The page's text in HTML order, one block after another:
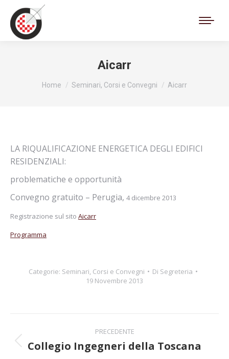
Aicarr
Tu sei qui:
Home Seminari, Corsi e Convegni Aicarr
LA RIQUALIFICAZIONE ENERGETICA DEGLI EDIFICI
RESIDENZIALI:
problematiche e opportunità
Convegno gratuito – Perugia, 4 dicembre 2013
Registrazione sul sito Aicarr
Programma
Categorie: Seminari, Corsi e Convegni Di Segreteria
19 Novembre 2013
tra
PRECEDENTE
Post
Collegio Ingegneri della Toscana